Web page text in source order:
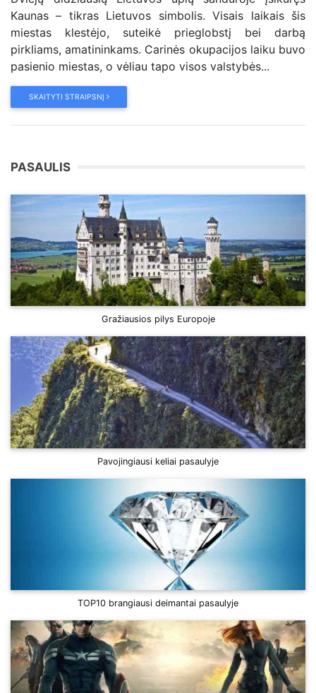
Kaunas – tikras Lietuvos simbolis. Visais laikais šis
miestas klestėjo, suteikė prieglobstį bei darbą
pirkliams, amatininkams. Carinės okupacijos laiku buvo
pasienio miestas, o vėliau tapo visos valstybės...
SKAITYTI STRAIPSNĮ
PASAULIS
Gražiausios pilys Europoje
Pavojingiausi keliai pasaulyje
TOP10 brangiausi deimantai pasaulyje